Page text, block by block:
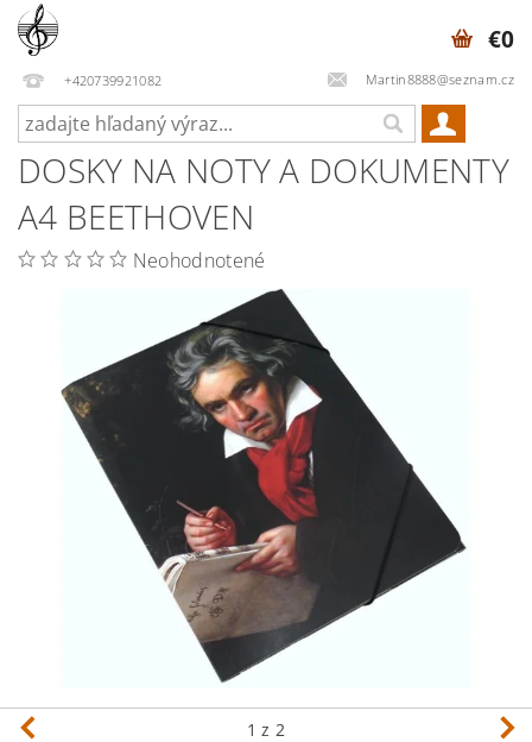
+420739921082 Martin8888@seznam.cz
€0
DOSKY NA NOTY A DOKUMENTY
A4 BEETHOVEN
Neohodnotené
1 z 2